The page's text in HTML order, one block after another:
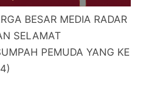
BESAR MEDIA RADAR
SELAMAT
PEMUDA YANG KE